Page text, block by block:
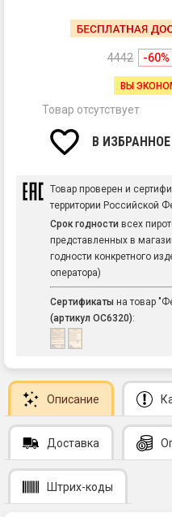
4442 -60%
ВЫ
Товар отсутствует
В ИЗБРАННОЕ
Товар проверен и
территории Российской
Срок годности всех
представленных в
годности конкретного
оператора)
Сертификаты на товар
(артикул ОС6320):
Описание
Доставка
Штрих-коды